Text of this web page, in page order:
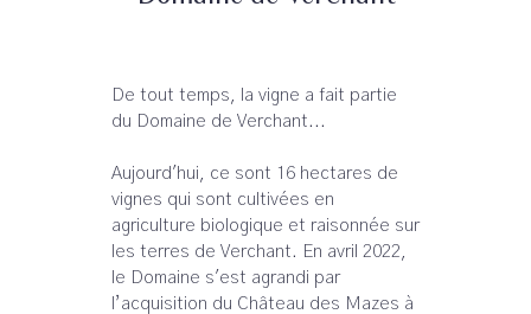
De tout temps, la vigne a fait partie
du Domaine de Verchant...
Aujourd'hui, ce sont 16 hectares de
vignes qui sont cultivées en
agriculture biologique et raisonnée sur
les terres de Verchant. En avril 2022,
le Domaine s'est agrandi par
l’acquisition du Château des Mazes à